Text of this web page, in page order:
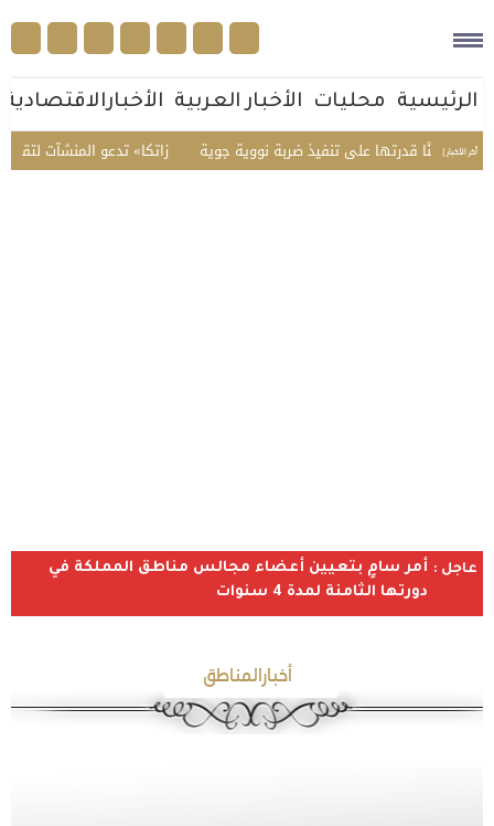
الرئيسية محليات الأخبار العربية الأخبارالاقتصادية
أخر الأخبار | «زاتكا» تدعو المنشآت لتقديم نماذج على تنفيذ ضربة نووية جوية
عاجل : أمر سامٍ بتعيين أعضاء مجالس مناطق المملكة في
دورتها الثامنة لمدة 4 سنوات
أخبارالمناطق